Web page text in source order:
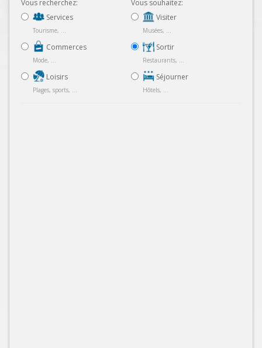
Vous recherchez:
Services
Tourisme, ...
Commerces
Mode, ...
Loisirs
Plages, sports, ...
Vous souhaitez:
Visiter
Musées, ...
Sortir
Restaurants, ...
Séjourner
Hôtels, ...